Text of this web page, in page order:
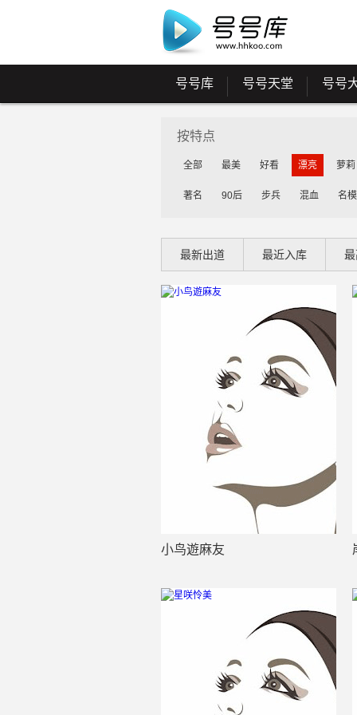
号号库 号号天堂 号号
按特点
全部 最美 好看 漂亮 萝莉
著名 90后 步兵 混血 名模
最新出道 最近入库
小鸟遊麻友